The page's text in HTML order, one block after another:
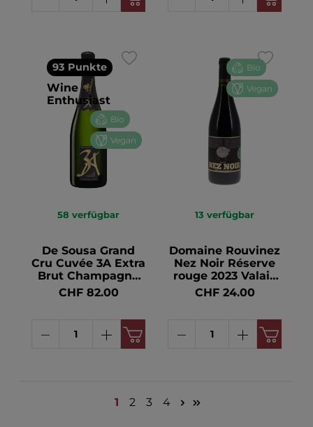
93 Punkte
Wine
Enthusiast
Bio
Vegan
58 verfügbar
De Sousa Grand
Cru Cuvée 3A Extra
Brut Champagne
AC BIO 12.5° 75cl
CHF 82.00
Bio
Vegan
13 verfügbar
Domaine Rouvinez
Nez Noir Réserve
rouge 2023 Valais
AOC BIO 13.5° 75cl
CHF 24.00
1 2 3 4